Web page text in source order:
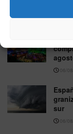
06/
06/
sur
06/